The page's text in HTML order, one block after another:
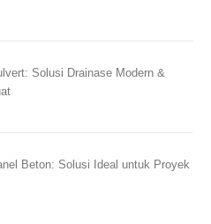
Solusi Drainase Modern &
Beton: Solusi Ideal untuk Proyek